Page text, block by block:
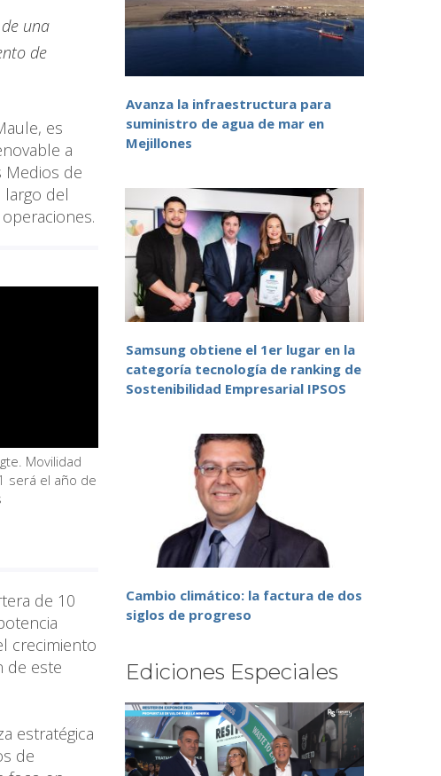
una
de
es
a
Medios de
largo del
Movilidad
será el año de
de 10
crecimiento
de este
estratégica
de
Avanza la infraestructura para
suministro de agua de mar en
Mejillones
Samsung obtiene el 1er lugar en la
categoría tecnología de ranking de
Sostenibilidad Empresarial IPSOS
Cambio climático: la factura de dos
siglos de progreso
Ediciones Especiales